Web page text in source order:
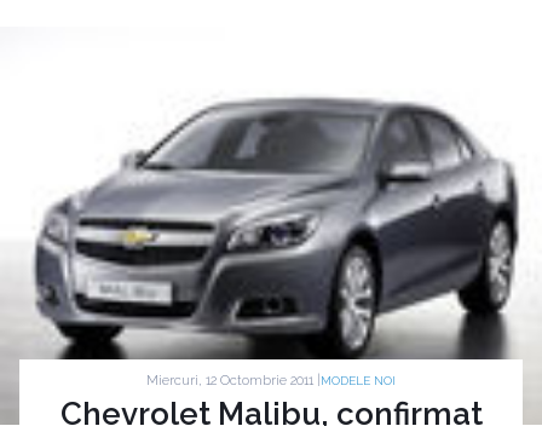
Miercuri, 12 Octombrie 2011 | MODELE NOI
Chevrolet Malibu, confirmat